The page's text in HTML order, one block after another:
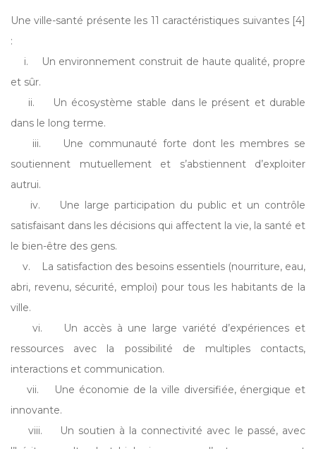
Une ville-santé présente les 11 caractéristiques suivantes [4]
:
i. Un environnement construit de haute qualité, propre
et sûr.
ii. Un écosystème stable dans le présent et durable
dans le long terme.
iii. Une communauté forte dont les membres se
soutiennent mutuellement et s’abstiennent d’exploiter
autrui.
iv. Une large participation du public et un contrôle
satisfaisant dans les décisions qui affectent la vie, la santé et
le bien-être des gens.
v. La satisfaction des besoins essentiels (nourriture, eau,
abri, revenu, sécurité, emploi) pour tous les habitants de la
ville.
vi. Un accès à une large variété d’expériences et
ressources avec la possibilité de multiples contacts,
interactions et communication.
vii. Une économie de la ville diversifiée, énergique et
innovante.
viii. Un soutien à la connectivité avec le passé, avec